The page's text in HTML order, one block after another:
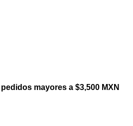
mayores a $3,500 MXN